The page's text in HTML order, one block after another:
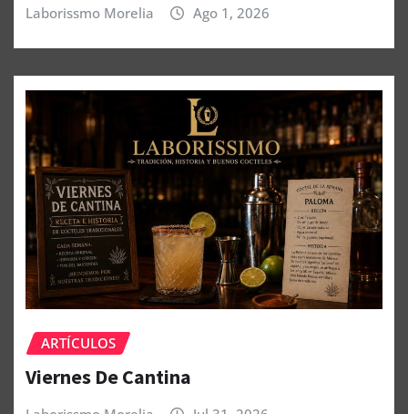
Laborissmo Morelia Ago 1, 2026
ARTÍCULOS
Viernes De Cantina